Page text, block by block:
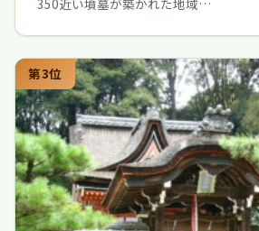
第3位